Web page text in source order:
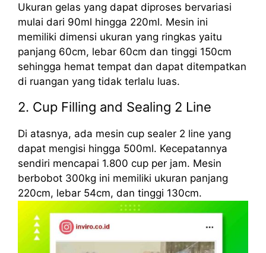
Ukuran gelas yang dapat diproses bervariasi
mulai dari 90ml hingga 220ml. Mesin ini
memiliki dimensi ukuran yang ringkas yaitu
panjang 60cm, lebar 60cm dan tinggi 150cm
sehingga hemat tempat dan dapat ditempatkan
di ruangan yang tidak terlalu luas.
2. Cup Filling and Sealing 2 Line
Di atasnya, ada mesin cup sealer 2 line yang
dapat mengisi hingga 500ml. Kecepatannya
sendiri mencapai 1.800 cup per jam. Mesin
berbobot 300kg ini memiliki ukuran panjang
220cm, lebar 54cm, dan tinggi 130cm.